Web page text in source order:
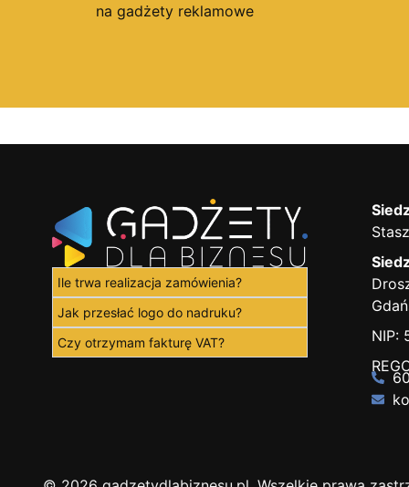
na gadżety reklamowe
Ile trwa realizacja zamówienia?
Jak przesłać logo do nadruku?
Czy otrzymam fakturę VAT?
NIP: